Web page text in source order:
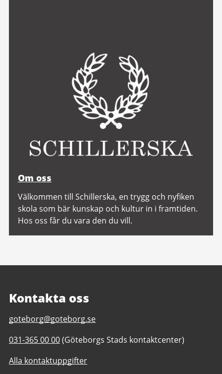
Om oss
Välkommen till Schillerska, en trygg och nyfiken
skola som bär kunskap och kultur in i framtiden.
Hos oss får du vara den du vill.
Kontakta oss
E-
till
Kontakta
Göteborgs
goteborg@goteborg.se
Telefonnummer
Kontakta
031-365 00 00(Göteborgs Stads kontaktcenter)
Alla kontaktuppgifter